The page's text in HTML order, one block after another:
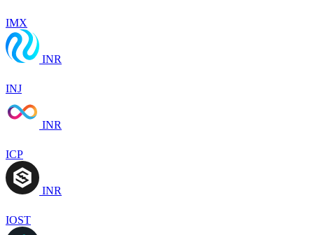
IMX
INR
INJ
INR
ICP
INR
IOST